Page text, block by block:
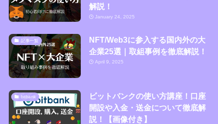
解説！
January 24, 2025
記事一覧
NFT/Web3に参入する国内外の大
企業25選｜取組事例を徹底解説！
April 9, 2025
bitbank
ビットバンクの使い方講座！口座
開設や入金・送金について徹底解
説！【画像付き】